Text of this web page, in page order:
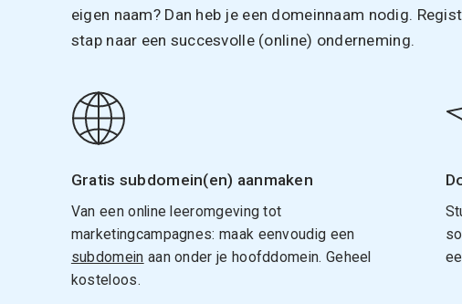
eigen naam? Dan heb je een domeinnaam nodig.
stap naar een succesvolle (online) onderneming.
Gratis subdomein(en) aanmaken
Van een online leeromgeving tot
marketingcampagnes: maak eenvoudig een
subdomein aan onder je hoofddomein. Geheel
kosteloos.